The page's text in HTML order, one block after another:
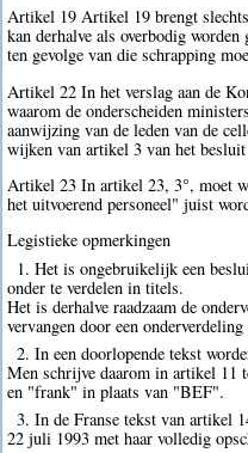
Artikel 19 Artikel 19 brengt
kan derhalve als overbodig
ten gevolge van die schrapping
Artikel 22 In het verslag aan de
waarom de onderscheiden
aanwijzing van de leden van de
wijken van artikel 3 van het
Artikel 23 In artikel 23, 3°, moet
het uitvoerend personeel" juist
Legistieke opmerkingen
1. Het is ongebruikelijk een
onder te verdelen in titels.
Het is derhalve raadzaam de
vervangen door een
2. In een doorlopende tekst
Men schrijve daarom in artikel 11
en "frank" in plaats van "BEF".
3. In de Franse tekst van artikel
22 juli 1993 met haar volledig